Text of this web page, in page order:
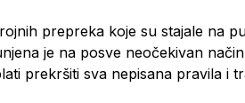
prepreka koje su stajale na
je na posve neočekivan
prekršiti sva nepisana pravila i